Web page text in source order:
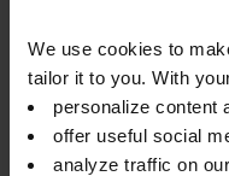
We use cookies to
tailor it to you. With
personalize content
offer useful social
analyze traffic on
OstroVit Creatine
analyse 20.07.2026
OstroVit Creatine